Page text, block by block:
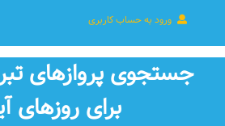
ورود به حساب کاربری
جستجوی پروازهای
برای روزهای